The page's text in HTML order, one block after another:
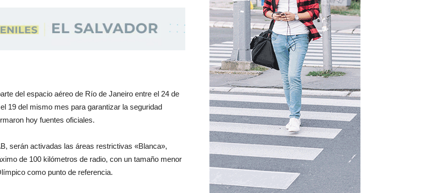
del espacio aéreo de Río de Janeiro entre el 24 de
19 del mismo mes para garantizar la seguridad
hoy fuentes oficiales.
serán activadas las áreas restrictivas «Blanca»,
de 100 kilómetros de radio, con un tamaño menor
como punto de referencia.